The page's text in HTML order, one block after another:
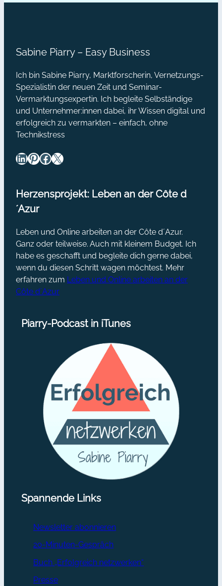
kommunizieren ist ihr wichtig und da
Kauscheder
[Podcast]
Sabine Piarry – Easy Business
Ich bin Sabine Piarry, Marktforscherin, Vernetzungs-
Spezialistin der neuen Zeit und Seminar-
Vermarktungsexpertin. Ich begleite Selbständige
und Unternehmer:innen dabei, ihr Wissen digital und
erfolgreich zu vermarkten – einfach, ohne
Technikstress
LinkedIn Pinterest Facebook X
Herzensprojekt: Leben an der Côte d
´Azur
Leben und Online arbeiten an der Côte d´Azur.
Ganz oder teilweise. Auch mit kleinem Budget. Ich
habe es geschafft und begleite dich gerne dabei,
wenn du diesen Schritt wagen möchtest. Mehr
erfahren zum Leben und Online arbeiten an der
Côte d´Azur
Piarry-Podcast in iTunes
Spannende Links
Newsletter abonnieren
20-Minuten-Gespräch
Buch „Erfolgreich netzwerken“
Presse